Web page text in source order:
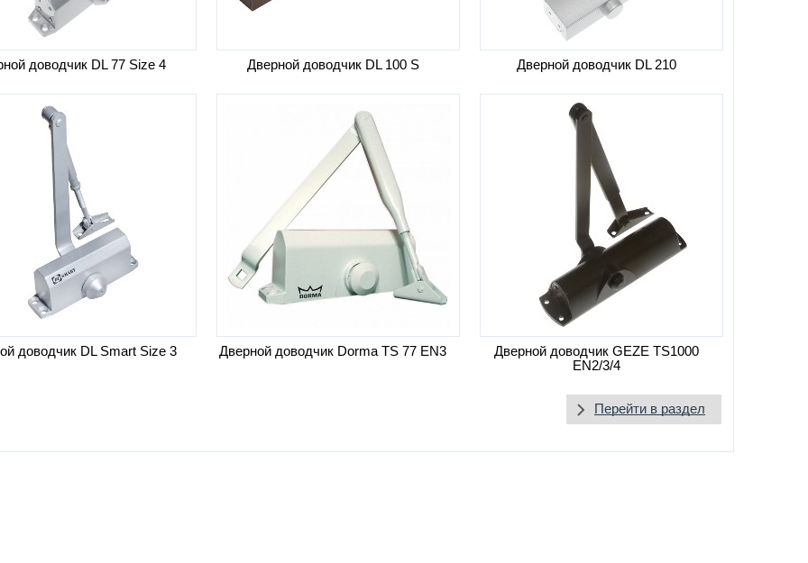
доводчик DL 77 Size 4 Дверной доводчик DL 100 S Дверной доводчик DL 210
доводчик DL Smart Size 3 Дверной доводчик Dorma TS 77 EN3
Дверной доводчик GEZE TS1000
EN2/3/4
Перейти в раздел